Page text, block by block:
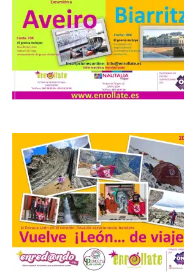
cultural transformador
que apuesta por el legado.
6 Ago 2026
Los días 7, 8 y 9 de agosto
de 2026, Camarzana de
Tera volverá a convertirse
Orpheus. Vivimos un momento en el que la
música en directo mueve grandes
fenómenos de […]
El Ayuntamiento de
Cabrillanes analizará,
conforme a la legalidad, la
solicitud para la
celebración del Iberia
Eclipse Festival